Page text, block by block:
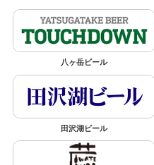
八ヶ岳ビール
田沢湖ビール